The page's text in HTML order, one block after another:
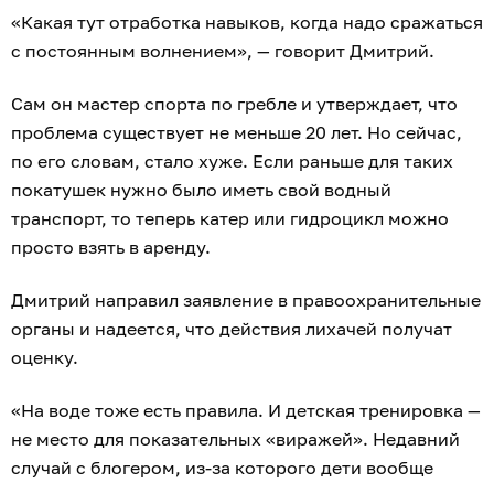
«Какая тут отработка навыков, когда надо сражаться
с постоянным волнением», — говорит Дмитрий.
Сам он мастер спорта по гребле и утверждает, что
проблема существует не меньше 20 лет. Но сейчас,
по его словам, стало хуже. Если раньше для таких
покатушек нужно было иметь свой водный
транспорт, то теперь катер или гидроцикл можно
просто взять в аренду.
Дмитрий направил заявление в правоохранительные
органы и надеется, что действия лихачей получат
оценку.
«На воде тоже есть правила. И детская тренировка —
не место для показательных «виражей». Недавний
случай с блогером, из-за которого дети вообще